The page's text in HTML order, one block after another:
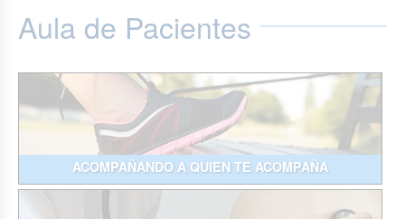
Aula de Pacientes
ACOMPAÑANDO A QUIEN TE ACOMPAÑA